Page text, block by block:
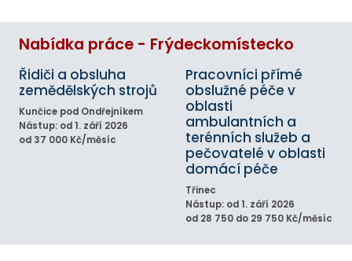
Nabídka práce - Frýdeckomístecko
Řidiči a obsluha
zemědělských strojů
Kunčice pod Ondřejníkem
Nástup: od 1. září 2026
od 37 000 Kč/měsíc
Pracovníci přímé
obslužné péče v
oblasti
ambulantních a
terénních služeb a
pečovatelé v oblasti
domácí péče
Třinec
Nástup: od 1. září 2026
od 28 750 do 29 750 Kč/měsíc